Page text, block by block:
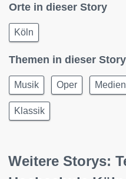
Orte in dieser Story
Köln
Themen in dieser Story
Musik Oper Medien
Klassik
Weitere Storys: